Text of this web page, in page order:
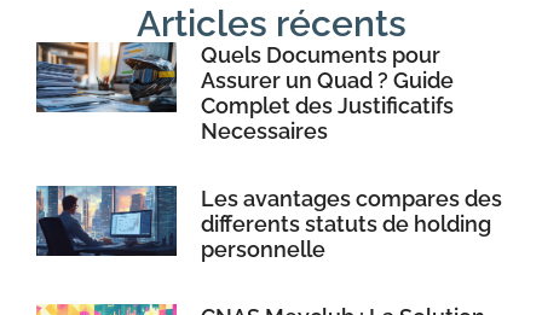
Articles récents
Quels Documents pour
Assurer un Quad ? Guide
Complet des Justificatifs
Necessaires
Les avantages compares des
differents statuts de holding
personnelle